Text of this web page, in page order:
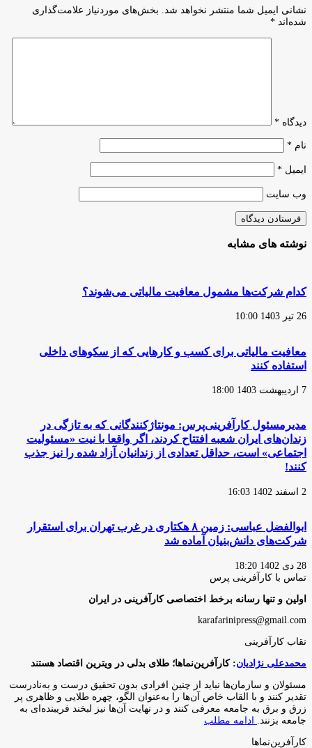
تا
خلق
نشانی ایمیل شما منتشر نخواهد شد.
بخش‌های موردنیاز علامت‌گذاری
شده‌اند *
دیدگاه *
نام *
ایمیل *
وب‌ سایت
نوشته های مشابه
کدام شرکت‌ها مشمول معافیت مالیاتی می‌شوند؟
26 تیر 1403 10:00
معافیت مالیاتی برای کسب و کارهایی که از سکوهای داخلی
استفاده کنند
7 اردیبهشت 1403 18:00
مدیرمسئول کارآفرینی‌پرس: مونتاژکنندگانی که به تازگی در
زندان‌های ایران شعبه افتتاح کردند، اگر واقعا با نیت «مسئولیت
اجتماعی» است، حداقل تعدادی از زندانیان آزاد شده را نیز جذب
کنند!
2 اسفند 1402 16:03
ابوالفضل عباسی: زمین ۸ هکتاری در غرب تهران برای استقرار
شرکت‌های دانش‌بنیان آماده شد
28 دی 1402 18:20
تماس با کارآفرینی پرس
اولین و تنها رسانه برخط اختصاصی کارآفرینی در ایران
karafarinipress@gmail.com
نقاب کارآفرینی
محمدعلی نژادیان: کارآفرین‌نماها؛ طلای بدلی در ویترین اقتصاد هستند
مسئولان و سازمان‌ها نباید از چنین افرادی بدون تحقیق درست و به‌نادرست
تقدیر کنند و با القاب خاص آ‌ن‌ها را به‌عنوان الگو، چهره طلایی و ظاهری پر
زرق و برق به جامعه معرفی کنند و در نهایت آن‌ها نیز لبخند فریبنده‌ای به
جامعه بزنند.
ادامه مطلب
کارآفرین‌نماها